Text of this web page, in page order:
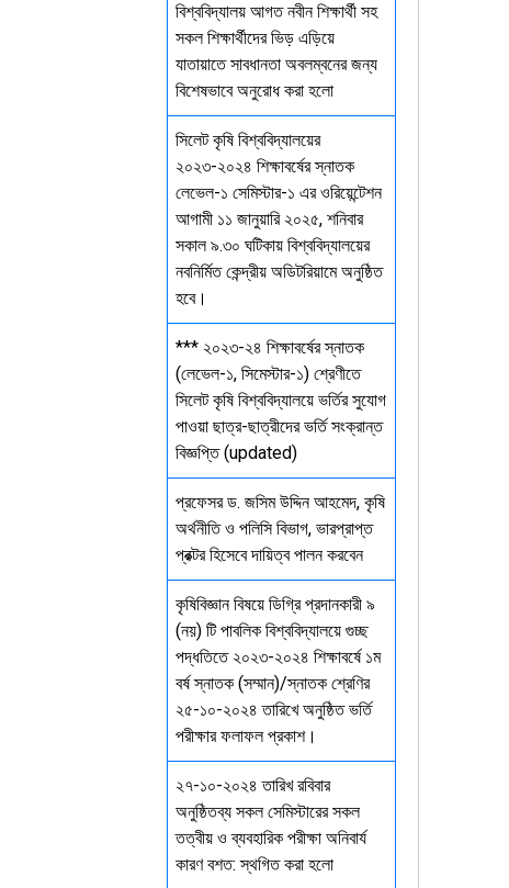
বিশ্ববিদ্যালয় আগত নবীন শিক্ষার্থী সহ
সকল শিক্ষার্থীদের ভিড় এড়িয়ে
যাতায়াতে সাবধানতা অবলম্বনের জন্য
বিশেষভাবে অনুরোধ করা হলো
সিলেট কৃষি বিশ্ববিদ্যালয়ের
২০২৩-২০২৪ শিক্ষাবর্ষের স্নাতক
লেভেল-১ সেমিস্টার-১ এর ওরিয়েন্টেশন
আগামী ১১ জানুয়ারি ২০২৫, শনিবার
সকাল ৯.৩০ ঘটিকায় বিশ্ববিদ্যালয়ের
নবনির্মিত কেন্দ্রীয় অডিটরিয়ামে অনুষ্ঠিত
হবে।
*** ২০২৩-২৪ শিক্ষাবর্ষের স্নাতক
(লেভেল-১, সিমেস্টার-১) শ্রেণীতে
সিলেট কৃষি বিশ্ববিদ্যালয়ে ভর্তির সুযোগ
পাওয়া ছাত্র-ছাত্রীদের ভর্তি সংক্রান্ত
বিজ্ঞপ্তি (updated)
প্রফেসর ড. জসিম উদ্দিন আহমেদ, কৃষি
অর্থনীতি ও পলিসি বিভাগ, ভারপ্রাপ্ত
প্রক্টর হিসেবে দায়িত্ব পালন করবেন
কৃষিবিজ্ঞান বিষয়ে ডিগ্রি প্রদানকারী ৯
(নয়) টি পাবলিক বিশ্ববিদ্যালয়ে গুচ্ছ
পদ্ধতিতে ২০২৩-২০২৪ শিক্ষাবর্ষে ১ম
বর্ষ স্নাতক (সম্মান)/স্নাতক শ্রেণির
২৫-১০-২০২৪ তারিখে অনুষ্ঠিত ভর্তি
পরীক্ষার ফলাফল প্রকাশ।
২৭-১০-২০২৪ তারিখ রবিবার
অনুষ্ঠিতব্য সকল সেমিস্টারের সকল
তত্বীয় ও ব্যবহারিক পরীক্ষা অনিবার্য
কারণ বশত: স্থগিত করা হলো